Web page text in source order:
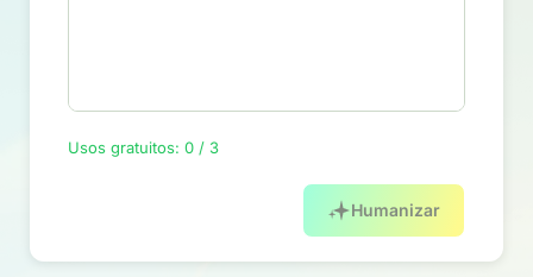
Usos gratuitos: 0 / 3
Humanizar